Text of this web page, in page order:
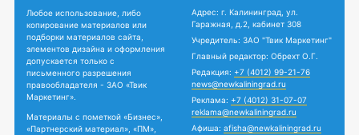
Любое использование, либо
копирование материалов или
подборки материалов сайта,
элементов дизайна и оформления
допускается только с
письменного разрешения
правообладателя - ЗАО «Твик
Маркетинг».
Материалы с пометкой «Бизнес»,
«Партнерский материал», «ПМ»,
Адрес: г. Калининград, ул.
Гаражная, д.2, кабинет 308
Учредитель: ЗАО "Твик Маркетинг"
Главный редактор: Обрехт О.Г.
Редакция: +7 (4012) 99-21-76
news@newkaliningrad.ru
Реклама: +7 (4012) 31-07-07
reklama@newkaliningrad.ru
Афиша: afisha@newkaliningrad.ru